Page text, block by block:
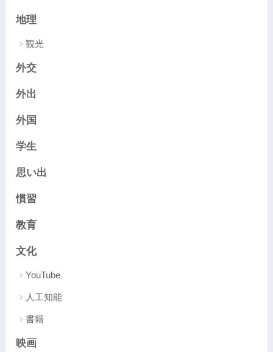
地理
観光
外交
外出
外国
学生
思い出
慣習
教育
文化
YouTube
人工知能
書籍
映画